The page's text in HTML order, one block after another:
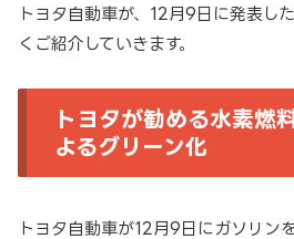
トヨタ自動車が、12月9日に発表し
くご紹介していきます。
トヨタが勧める水素燃
よるグリーン化
トヨタ自動車が12月9日にガソリン